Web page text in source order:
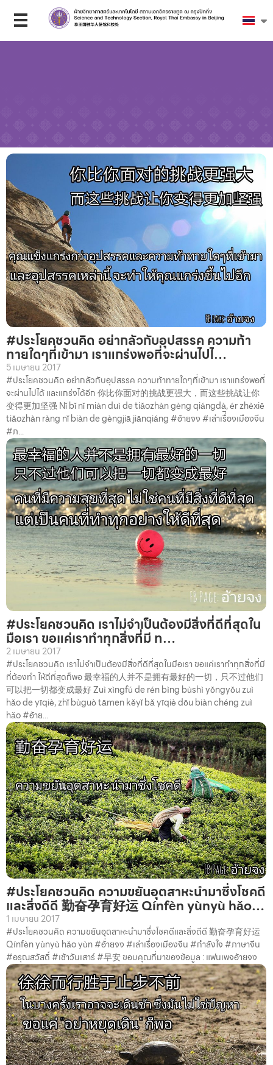
#ประโยคชวนคิด อย่ากลัวกับอุปสรรค ความท้า
ทายใดๆที่เข้ามา เราแกร่งพอที่จะผ่านไปไ…
5 เมษายน 2017
#ประโยคชวนคิด อย่ากลัวกับอุปสรรค ความท้าทายใดๆที่เข้ามา เราแกร่งพอที่
จะผ่านไปได้ และแกร่งได้อีก 你比你面对的挑战更强大，而这些挑战让你
变得更加坚强 Nǐ bǐ nǐ miàn duì de tiǎozhàn gèng qiángdà, ér zhèxiē
tiǎozhàn ràng nǐ biàn de gèngjiā jiānqiáng #อ้ายจง #เล่าเรื่ิองเมืองจีน
#ภ...
#ประโยคชวนคิด เราไม่จำเป็นต้องมีสิ่งที่ดีที่สุดใน
มือเรา ขอแค่เราทำทุกสิ่งที่มี ท…
2 เมษายน 2017
#ประโยคชวนคิด เราไม่จำเป็นต้องมีสิ่งที่ดีที่สุดในมือเรา ขอแค่เราทำทุกสิ่งที่มี
ที่ต้องทำ ให้ดีที่สุดก็พอ 最幸福的人并不是拥有最好的一切，只不过他们
可以把一切都变成最好 Zuì xìngfú de rén bìng bùshì yǒngyǒu zuì
hǎo de yīqiè, zhǐ bùguò tāmen kěyǐ bǎ yīqiè dōu biàn chéng zuì
hǎo #อ้าย...
#ประโยคชวนคิด ความขยันอุตสาหะนำมาซึ่งโชคดี
และสิ่งดีดี 勤奋孕育好运 Qínfèn yùnyù hǎo…
1 เมษายน 2017
#ประโยคชวนคิด ความขยันอุตสาหะนำมาซึ่งโชคดีและสิ่งดีดี 勤奋孕育好运
Qínfèn yùnyù hǎo yùn #อ้่ายจง #เล่าเรื่องเมืองจีน #กำลังใจ #ภาษาจีน
#อรุณสวัสดิ์ #เช้าวันเสาร์ #早安 ขอบคุณที่มาของข้อมูล : แฟนเพจอ้ายจง